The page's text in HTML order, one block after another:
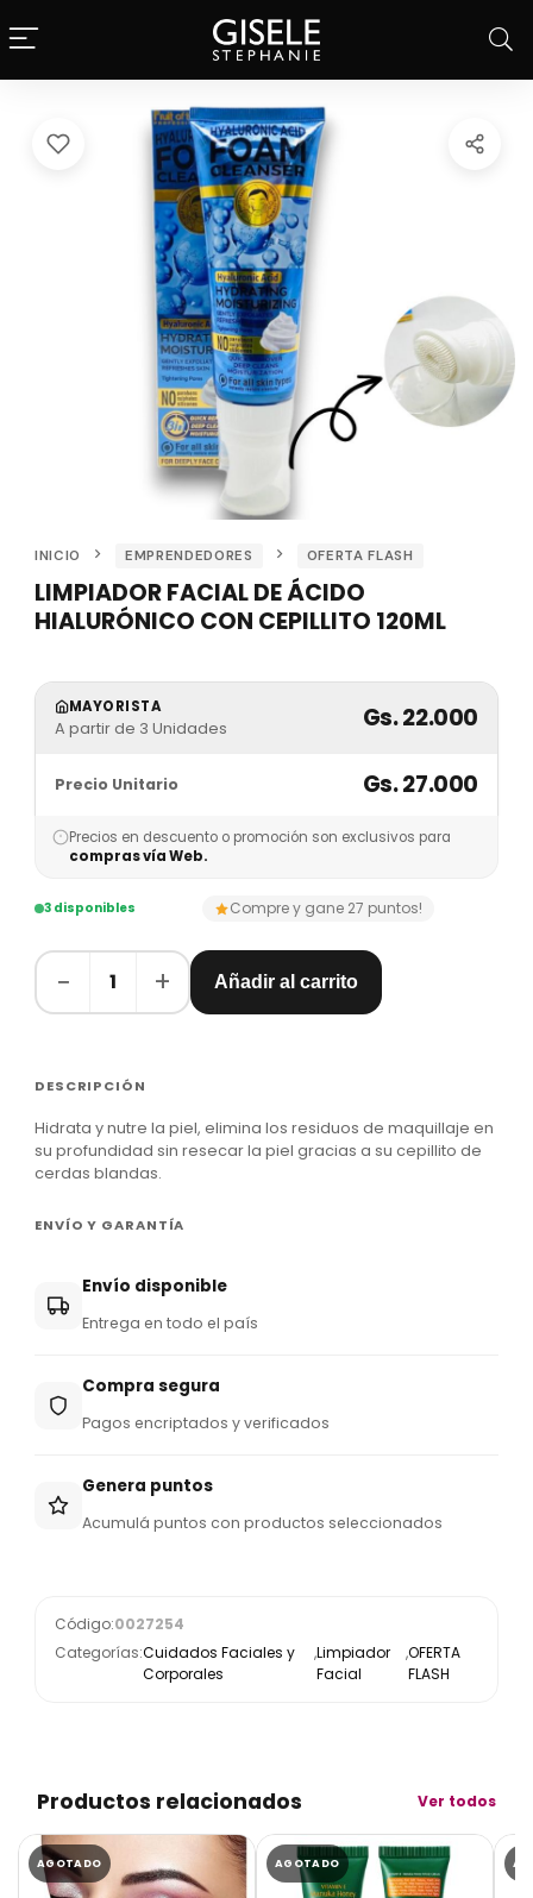
INICIO EMPRENDEDORES OFERTA FLASH
LIMPIADOR FACIAL DE ÁCIDO
HIALURÓNICO CON CEPILLITO 120ML
MAYORISTA
A partir de 3 Unidades Gs. 22.000
Precio Unitario Gs. 27.000
Precios en descuento o promoción son exclusivos para
compras vía Web.
3 disponibles Compre y gane 27 puntos!
− 1 + Añadir al carrito
DESCRIPCIÓN
Hidrata y nutre la piel, elimina los residuos de maquillaje en
su profundidad sin resecar la piel gracias a su cepillito de
cerdas blandas.
ENVÍO Y GARANTÍA
Envío disponible
Entrega en todo el país
Compra segura
Pagos encriptados y verificados
Genera puntos
Acumulá puntos con productos seleccionados
Código:0027254
Categorías:Cuidados Faciales y
Corporales
,Limpiador
Facial
,OFERTA
FLASH
Productos relacionados Ver todos
AGOTADO AGOTADO